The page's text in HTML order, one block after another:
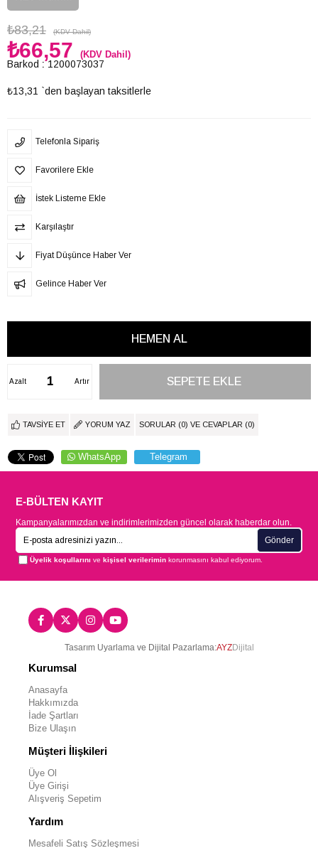
₺83,21 (KDV Dahil)
₺66,57 (KDV Dahil)
Barkod : 1200073037
₺13,31 `den başlayan taksitlerle
Telefonla Sipariş
Favorilere Ekle
İstek Listeme Ekle
Karşılaştır
Fiyat Düşünce Haber Ver
Gelince Haber Ver
Artır
Azalt
TAVSIYE ET YORUM YAZ SORULAR (0) VE CEVAPLAR (0)
WhatsApp Telegram
E-BÜLTEN KAYIT
Kampanyalarımızdan ve indirimlerimizden güncel olarak haberdar olun.
Gönder
Üyelik koşullarını vekişisel verilerimin korunmasını kabul ediyorum.
Tasarım Uyarlama ve Dijital Pazarlama:AYZDijital
Kurumsal
Anasayfa
Hakkımızda
İade Şartları
Bize Ulaşın
Müşteri İlişkileri
Üye Ol
Üye Girişi
Alışveriş Sepetim
Yardım
Mesafeli Satış Sözleşmesi